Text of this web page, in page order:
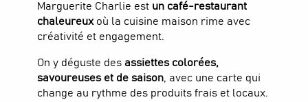
Marguerite Charlie est un café-restaurant
chaleureuxoù la cuisine maison rime avec
créativité et engagement.
On y déguste des assiettes colorées,
savoureuses et de saison , avec une carte qui
change au rythme des produits frais et locaux.